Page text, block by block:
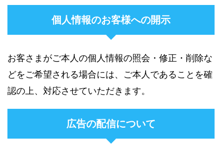
個人情報のお客様への開示
お客さまがご本人の個人情報の照会・修正・削除な
どをご希望される場合には、ご本人であることを確
認の上、対応させていただきます。
広告の配信について